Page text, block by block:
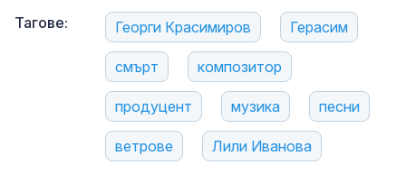
Тагове: Георги Красимиров Герасим
смърт композитор
продуцент музика песни
ветрове Лили Иванова